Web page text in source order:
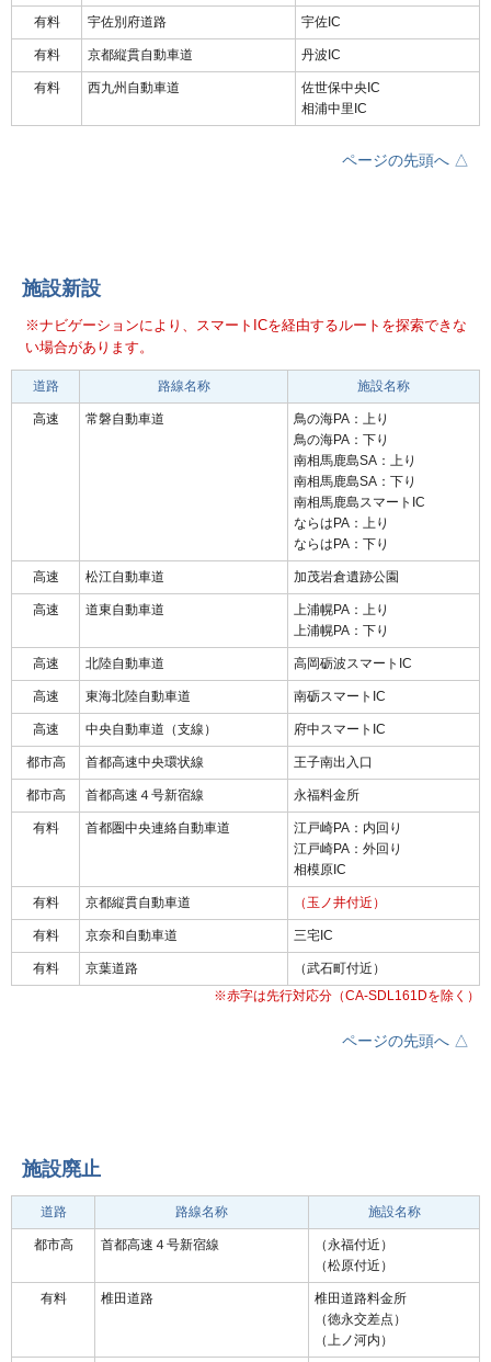
有料 宇佐別府道路 宇佐IC
有料 京都縦貫自動車道 丹波IC
有料 西九州自動車道
佐世保中央IC
相浦中里IC
ページの先頭へ △
施設新設
※ナビゲーションにより、スマートICを経由するルートを探索できな
い場合があります。
道路 路線名称 施設名称
高速 常磐自動車道
鳥の海PA：上り
鳥の海PA：下り
南相馬鹿島SA：上り
南相馬鹿島SA：下り
南相馬鹿島スマートIC
ならはPA：上り
ならはPA：下り
高速 松江自動車道 加茂岩倉遺跡公園
高速 道東自動車道
上浦幌PA：上り
上浦幌PA：下り
高速 北陸自動車道 高岡砺波スマートIC
高速 東海北陸自動車道 南砺スマートIC
高速 中央自動車道（支線） 府中スマートIC
都市高 首都高速中央環状線 王子南出入口
都市高 首都高速４号新宿線 永福料金所
有料 首都圏中央連絡自動車道
江戸崎PA：内回り
江戸崎PA：外回り
相模原IC
有料 京都縦貫自動車道 （玉ノ井付近）
有料 京奈和自動車道 三宅IC
有料 京葉道路
（武石町付近）
※赤字は先行対応分（CA-SDL161Dを除く）
ページの先頭へ △
施設廃止
道路 路線名称 施設名称
都市高 首都高速４号新宿線
（永福付近）
（松原付近）
有料 椎田道路
椎田道路料金所
（徳永交差点）
（上ノ河内）